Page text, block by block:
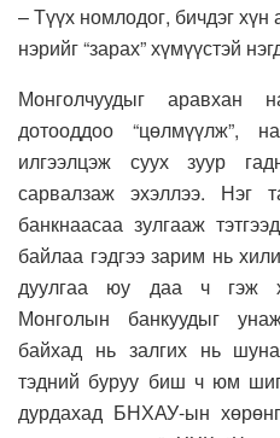
– Түүх номлодог, бичдэг хүн
нэрийг “зарах” хүмүүстэй
Монголчуудыг аравхан
дотооддоо “цөлмүүлж”,
илгээлцэж суух зуур
сарвалзаж эхэллээ. Нэг
банкнаасаа зулгааж
байлаа гэдгээ зарим нь
дуулгаа юу даа ч гэж
Монголын банкуудыг
байхад нь залгих нь
тэдний буруу биш ч юм
дурдахад БНХАУ-ын